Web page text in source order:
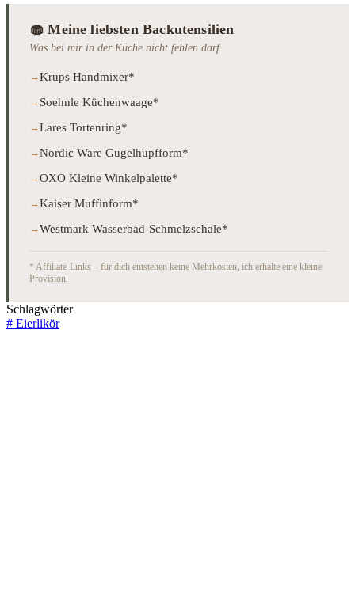
🧁 Meine liebsten Backutensilien
Was bei mir in der Küche nicht fehlen darf
Krups Handmixer*
Soehnle Küchenwaage*
Lares Tortenring*
Nordic Ware Gugelhupfform*
OXO Kleine Winkelpalette*
Kaiser Muffinform*
Westmark Wasserbad-Schmelzschale*
* Affiliate-Links – für dich entstehen keine Mehrkosten, ich erhalte eine kleine
Provision.
Schlagwörter
# Eierlikör